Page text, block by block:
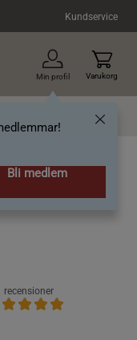
Kundservice
Min profil
Bli medlem
Varukorg
recensioner